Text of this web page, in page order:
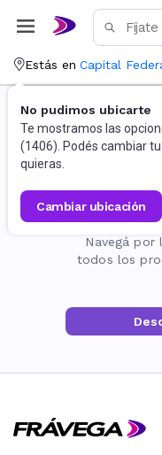
Estás en Capital
No pudimos ubicarte
Te mostramos las
(1406). Podés cambiar
quieras.
cambiar ubicación
La
Navegá por
todos los